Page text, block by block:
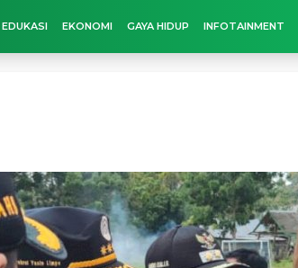
EDUKASI EKONOMI GAYA HIDUP INFOTAINMENT